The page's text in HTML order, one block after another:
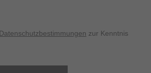
Datenschutzbestimmungen zur Kenntnis